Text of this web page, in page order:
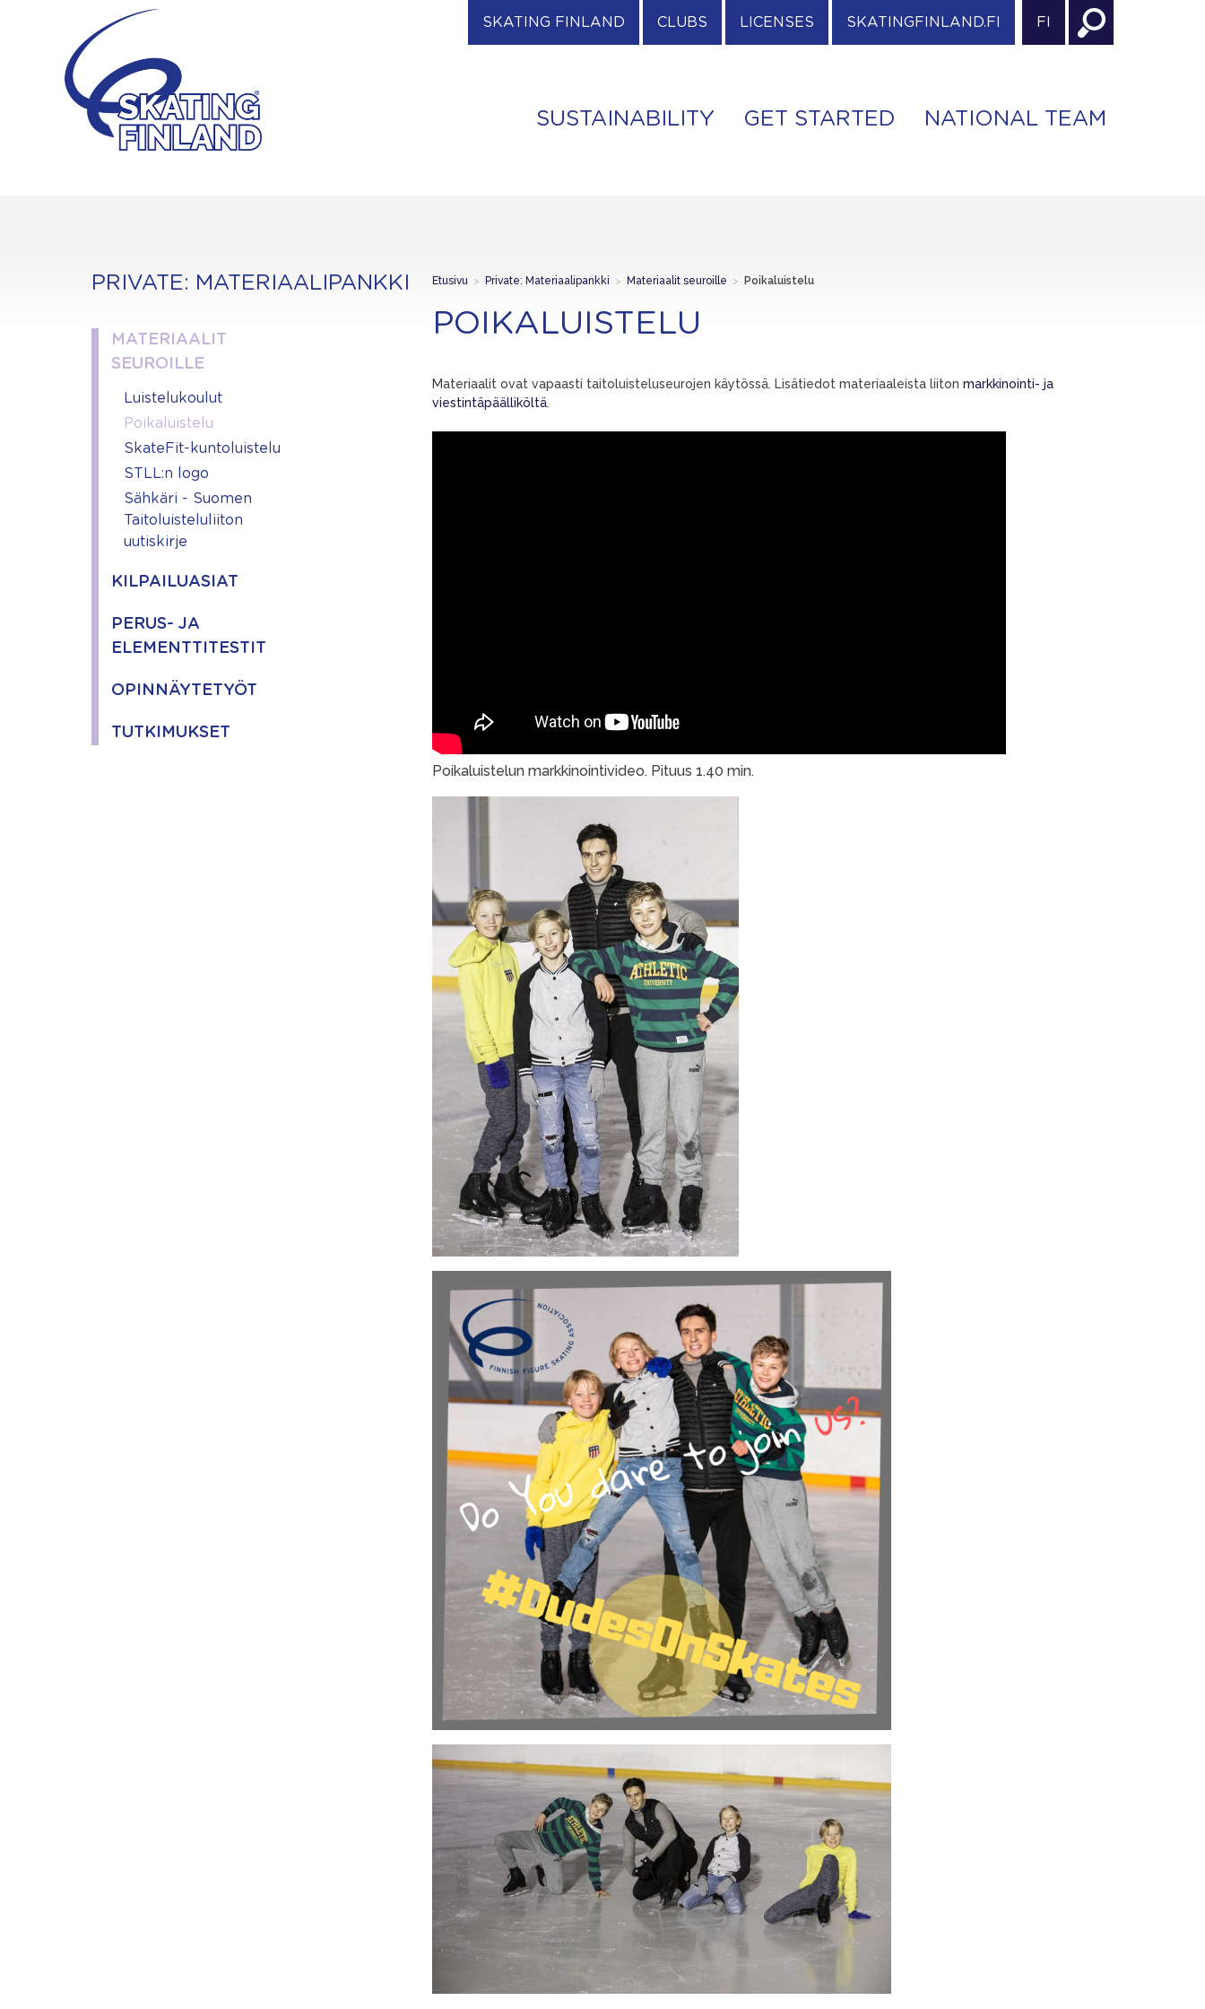
SKATING FINLAND CLUBS LICENSES SKATINGFINLAND.FI FI
SUSTAINABILITY GET STARTED NATIONAL TEAM
PRIVATE: MATERIAALIPANKKI
MATERIAALIT
SEUROILLE
Luistelukoulut
Poikaluistelu
SkateFit-kuntoluistelu
STLL:n logo
Sähkäri - Suomen
Taitoluisteluliiton
uutiskirje
KILPAILUASIAT
PERUS- JA
ELEMENTTITESTIT
OPINNÄYTETYÖT
TUTKIMUKSET
Etusivu > Private: Materiaalipankki > Materiaalit seuroille > Poikaluistelu
POIKALUISTELU
Materiaalit ovat vapaasti taitoluisteluseurojen käytössä. Lisätiedot materiaaleista liiton markkinointi- ja
viestintäpäälliköltä.
Poikaluistelun markkinointivideo. Pituus 1.40 min.